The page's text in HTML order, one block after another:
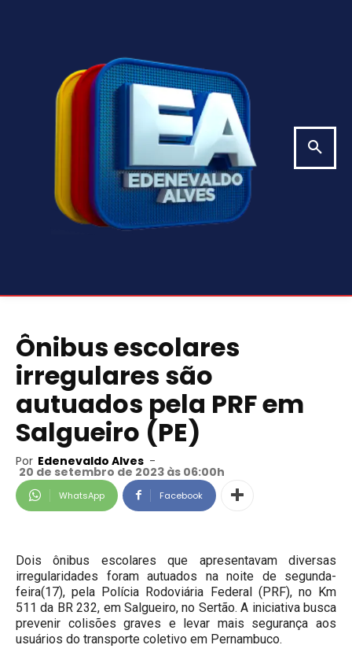
Ônibus escolares
irregulares são
autuados pela PRF em
Salgueiro (PE)
Por Edenevaldo Alves -
20 de setembro de 2023 às 06:00h
WhatsApp Facebook
Dois ônibus escolares que apresentavam diversas
irregularidades foram autuados na noite de segunda-
feira(17), pela Polícia Rodoviária Federal (PRF), no Km
511 da BR 232, em Salgueiro, no Sertão. A iniciativa busca
prevenir colisões graves e levar mais segurança aos
usuários do transporte coletivo em Pernambuco.